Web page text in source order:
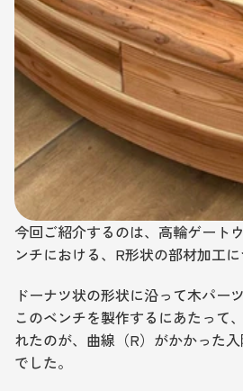
今回ご紹介するのは、高輪ゲート
ンチにおける、R形状の部材加工に
ドーナツ状の形状に沿って木パー
このベンチを製作するにあたって
れたのが、曲線（R）がかかった
でした。